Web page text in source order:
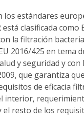
los estándares
está clasificada como
la filtración
2016/425 en tema
y seguridad y con
que garantiza
de eficacia
interior,
el resto de los